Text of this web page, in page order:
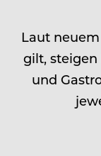
Laut
gilt,
und